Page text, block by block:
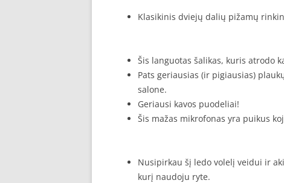
Klasikinis dviejų dalių pižamų
Šis languotas šalikas, kuris atrodo
Pats geriausias (ir pigiausias)
salone.
Geriausi kavos puodeliai!
Šis mažas mikrofonas yra puikus
Nusipirkau šį ledo volelį veidui ir
kurį naudoju ryte.